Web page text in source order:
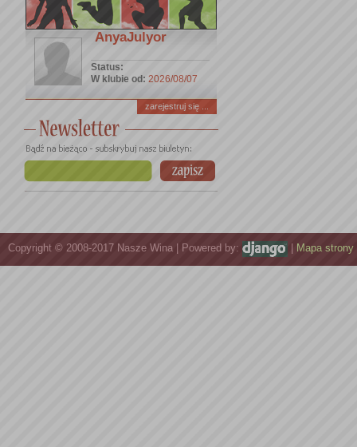
AnyaJulyor
Status:
W klubie od: 2026/08/07
zarejestruj się ...
Copyright © 2008-2017 Nasze Wina | Powered by: Mapa strony